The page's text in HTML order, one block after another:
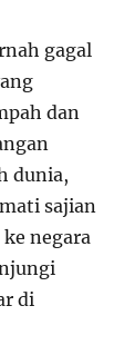
gagal
dan
dunia,
sajian
negara
di